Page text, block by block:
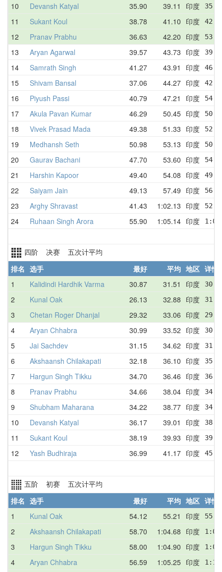
10 Devansh Katyal 35.90 39.11 印度
11 Sukant Koul 38.78 41.10 印度
12 Pranav Prabhu 36.63 42.20 印度
13 Aryan Agarwal 39.57 43.73 印度
14 Samrath Singh 41.27 43.91 印度
15 Shivam Bansal 37.06 44.27 印度
16 Piyush Passi 40.79 47.21 印度
17 Akula Pavan Kumar 46.29 50.45 印度
18 Vivek Prasad Mada 49.38 51.33 印度
19 Medhansh Seth 50.98 53.13 印度
20 Gaurav Bachani 47.70 53.60 印度
21 Harshin Kapoor 49.40 54.08 印度
22 Saiyam Jain 49.13 57.49 印度
23 Arghy Shravast 41.43 1:02.13 印度
24 Ruhaan Singh Arora 55.90 1:05.14 印度
四阶 决赛 五次计平均
排名 选手 最好 平均 地区 详情
1
Kalidindi Hardhik Varma 30.87 31.51 印度
2 Kunal Oak 26.13 32.88 印度
3 Chetan Roger Dhanjal 29.32 33.06 印度
4 Aryan Chhabra 30.99 33.52 印度
5 Jai Sachdev 31.15 34.62 印度
6 Akshaansh Chilakapati 32.18 36.10 印度
7 Hargun Singh Tikku 34.70 36.46 印度
8 Pranav Prabhu 34.66 38.04 印度
9 Shubham Maharana 34.22 38.77 印度
10 Devansh Katyal 36.17 39.01 印度
11 Sukant Koul 38.19 39.93 印度
12 Yash Budhiraja 36.99 41.17 印度
五阶 初赛 五次计平均
排名 选手 最好 平均 地区 详情
1
Kunal Oak 54.12 55.21 印度
2 Akshaansh Chilakapati 58.70 1:04.68 印度
3 Hargun Singh Tikku 58.00 1:04.90 印度
4 Aryan Chhabra 56.59 1:05.25 印度